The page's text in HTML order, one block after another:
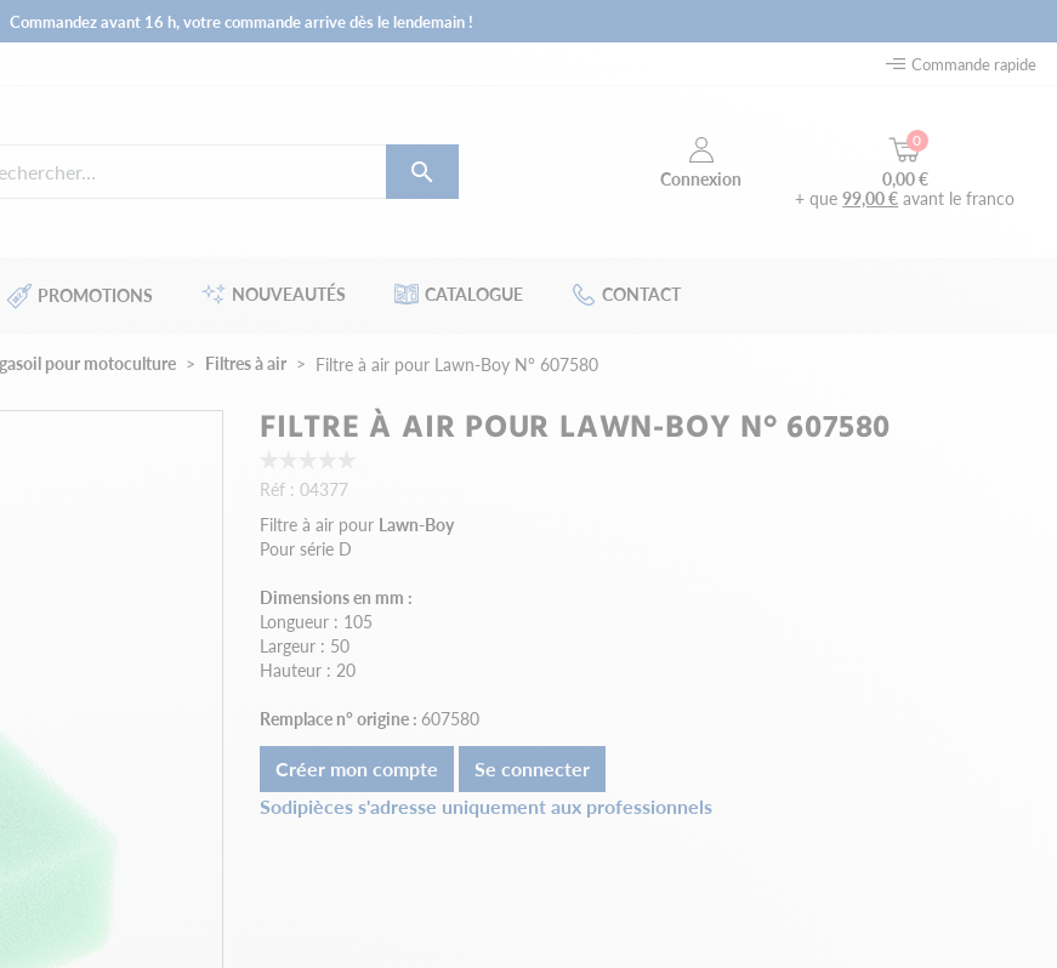
Commandez avant 16 h, votre commande arrive dès le lendemain !
Commande rapide
 Connexion
0
0,00 €
+ que99,00 € avant le franco
PROMOTIONS NOUVEAUTÉS CATALOGUE CONTACT
pour motoculture Filtres à air Filtre à air pour Lawn-Boy N° 607580
FILTRE À AIR POUR LAWN-BOY N° 607580
Réf : 04377
Filtre à air pour Lawn-Boy
Pour série D
Dimensions en mm :
Longueur : 105
Largeur : 50
Hauteur : 20
Remplace n° origine : 607580
Créer mon compte
Se connecter
Sodipièces s'adresse uniquement aux professionnels